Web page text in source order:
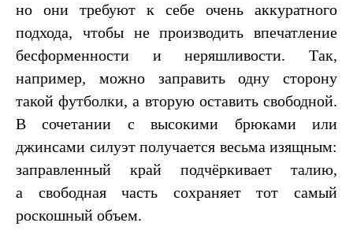
но они требуют к себе очень аккуратного
подхода, чтобы не производить впечатление
бесформенности и неряшливости. Так,
например, можно заправить одну сторону
такой футболки, а вторую оставить свободной.
В сочетании с высокими брюками или
джинсами силуэт получается весьма изящным:
заправленный край подчёркивает талию,
а свободная часть сохраняет тот самый
роскошный объем.